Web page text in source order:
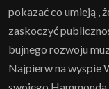
pokazać co umieją ,
zaskoczyć
bujnego rozwoju
Najpierw na wyspie